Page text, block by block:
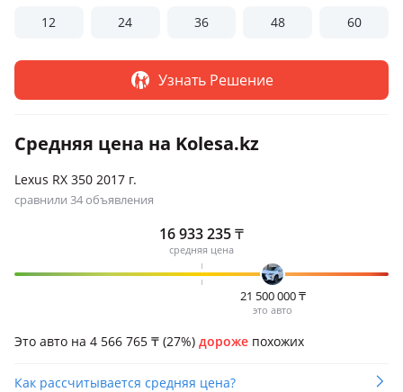
12 24 36 48 60
Узнать Решение
Средняя цена на Kolesa.kz
Lexus RX 350 2017 г.
сравнили 34 объявления
16 933 235₸
средняя цена
21 500 000₸
это авто
Это авто на 4 566 765 ₸ (27%) дороже похожих
Как рассчитывается средняя цена?